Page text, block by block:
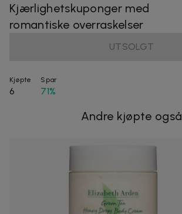
Kjærlighetskuponger med
romantiske overraskelser
UTSOLGT
Kjøpte
6
Spar
71%
Andre kjøpte også